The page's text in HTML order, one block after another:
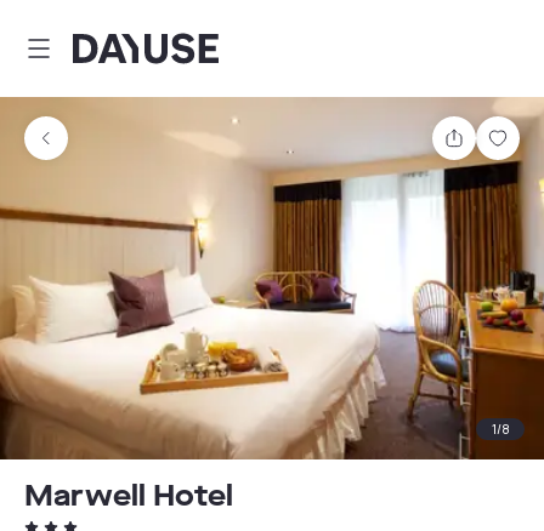
Dayuse
1/8
Marwell Hotel